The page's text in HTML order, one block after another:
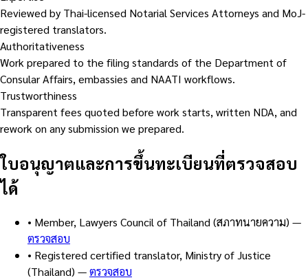
Reviewed by Thai-licensed Notarial Services Attorneys and MoJ-
registered translators.
Authoritativeness
Work prepared to the filing standards of the Department of
Consular Affairs, embassies and NAATI workflows.
Trustworthiness
Transparent fees quoted before work starts, written NDA, and
rework on any submission we prepared.
ใบอนุญาตและการขึ้นทะเบียนที่ตรวจสอบ
ได้
• Member, Lawyers Council of Thailand (สภาทนายความ) —
ตรวจสอบ
• Registered certified translator, Ministry of Justice
(Thailand) —ตรวจสอบ